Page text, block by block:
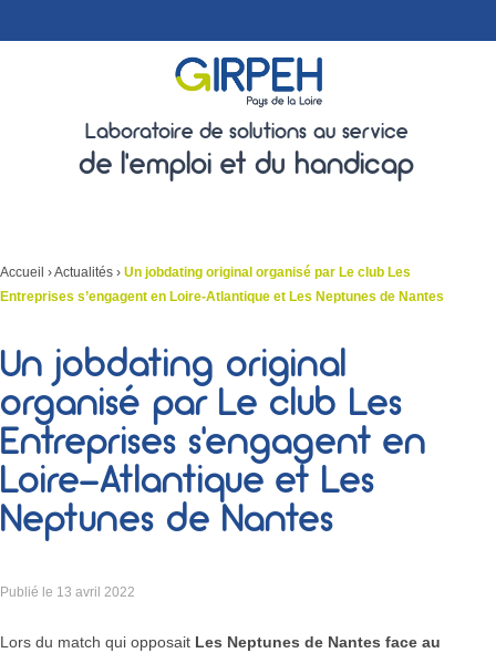
Laboratoire de solutions au service
de l'emploi et du handicap
Accueil ›Actualités › Un jobdating original organisé par Le club Les
Entreprises s’engagent en Loire-Atlantique et Les Neptunes de Nantes
Un jobdating original
organisé par Le club Les
Entreprises s’engagent en
Loire-Atlantique et Les
Neptunes de Nantes
Publié le 13 avril 2022
Lors du match qui opposait Les Neptunes de Nantes face au